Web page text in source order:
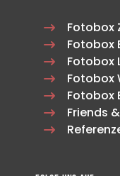
Fotobox
Fotobox
Fotobox
Fotobox
Fotobox
Friends